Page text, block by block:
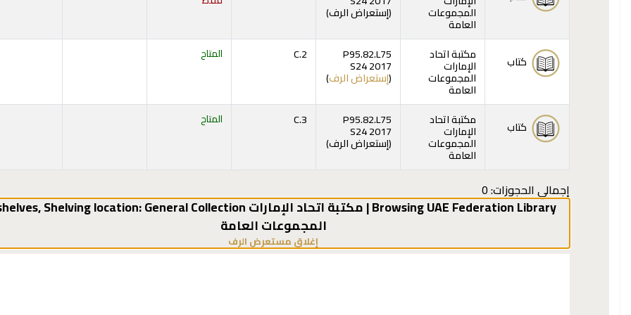
المجموعات
العامة
(إستعراض الرف(يفتح أدناه)
)
كتاب مكتبة اتحاد
الإمارات
المجموعات
العامة
P95.82.L75
S24 2017
(إستعراض الرف(يفتح أدناه)
)
C.2 المتاح
كتاب مكتبة اتحاد
الإمارات
المجموعات
العامة
P95.82.L75
S24 2017
(إستعراض الرف(يفتح أدناه)
)
C.3 المتاح
إجمالي الحجوزات: 0
Browsing UAE Federation Library | مكتبة اتحاد الإمارات shelves ,Shelving location:
المجموعات العامة
إغلاق مستعرض الرف